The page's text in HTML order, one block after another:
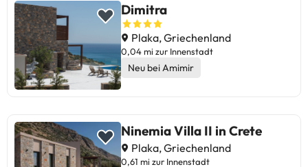
Dimitra
Plaka, Griechenland
0,04 mi zur Innenstadt
Neu bei Amimir
Ninemia Villa II in Crete
Plaka, Griechenland
0,61 mi zur Innenstadt